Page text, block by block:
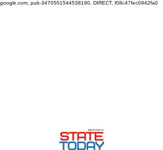
google.com, pub-3470501544538190, DIRECT, f08c47fec0942fa0